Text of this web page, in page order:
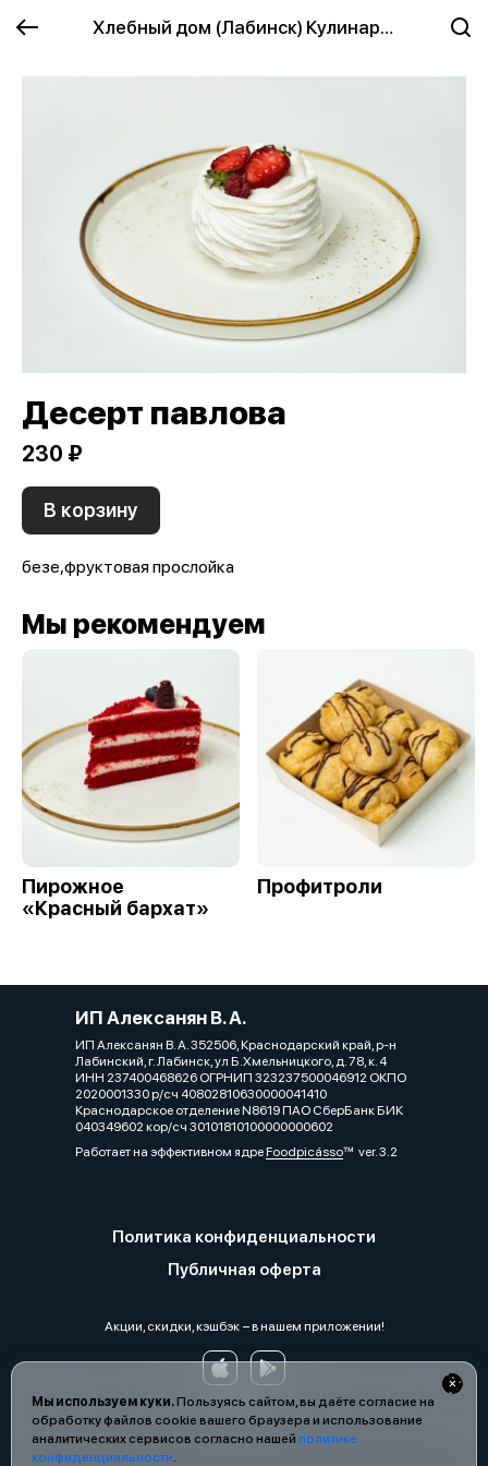
Хлебный дом (Лабинск) Кулинария
Мы используем куки.Пользуясь сайтом, вы даёте согласие на
обработку файлов cookie вашего браузера и использование
аналитических сервисов согласно нашей политике
конфиденциальности.
Десерт павлова
230 ₽
В корзину
безе,фруктовая прослойка
Мы рекомендуем
Пирожное
«Красный бархат»
Профитроли
ИП Алексанян В. А.
ИП Алексанян В. А. 352506, Краснодарский край, р-н
Лабинский, г. Лабинск, ул Б.Хмельницкого, д. 78, к. 4
ИНН 237400468626 ОГРНИП 323237500046912 ОКПО
2020001330 р/сч 40802810630000041410
Краснодарское отделение N8619 ПАО СберБанк БИК
040349602 кор/сч 30101810100000000602
Работает на эффективном ядреFoodpicássover. 3.2
Политика конфиденциальности
Публичная оферта
Акции, скидки, кэшбэк − в нашем приложении!